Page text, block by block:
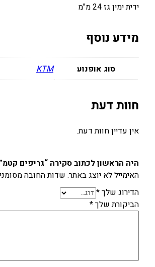
.
0
₪
.
.
ידית ימין גז 24 מ"מ
מידע נוסף
סוג אופנוע KTM
חוות דעת
אין עדיין חוות דעת.
היה הראשון לכתוב סקירה “גריפים
האימייל לא יוצג באתר. שדות החובה
הדירוג שלך*
הביקורת שלך*